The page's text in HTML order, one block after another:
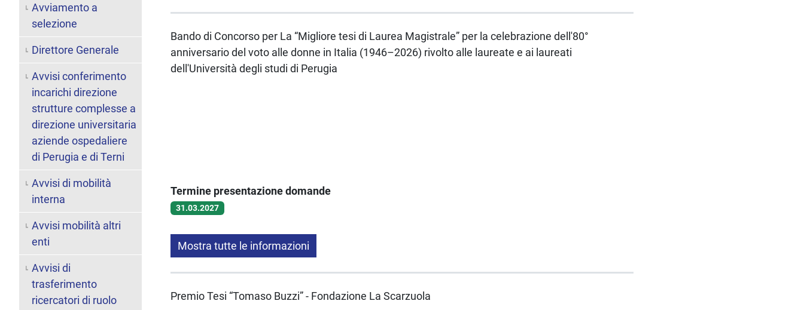
Bando di Concorso per La “Migliore tesi di Laurea Magistrale” per la celebrazione dell'80°
anniversario del voto alle donne in Italia (1946–2026) rivolto alle laureate e ai laureati
dell'Università degli studi di Perugia
Termine presentazione domande
31.03.2027
Mostra tutte le informazioni
Premio Tesi “Tomaso Buzzi” - Fondazione La Scarzuola
Avviamento a
selezione
Direttore Generale
Avvisi conferimento
incarichi direzione
strutture complesse a
direzione universitaria
aziende ospedaliere
di Perugia e di Terni
Avvisi di mobilità
interna
Avvisi mobilità altri
enti
Avvisi di
trasferimento
ricercatori di ruolo